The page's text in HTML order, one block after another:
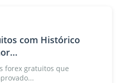
com Histórico
forex gratuitos que